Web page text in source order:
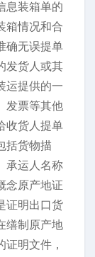
息装箱单的
箱情况和合
确无误提单
发货人或其
运提供的一
发票等其他
收货人提单
括货物描
承运人名称
念原产地证
证明出口货
缮制原产地
明文件，